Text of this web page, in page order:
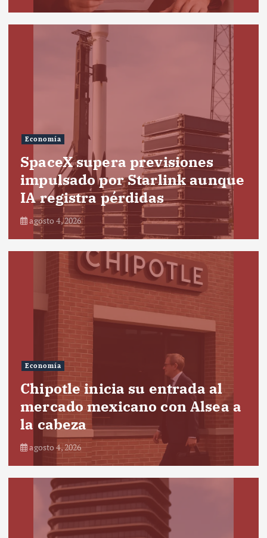
Economía
SpaceX supera previsiones
impulsado por Starlink aunque
IA registra pérdidas
agosto 4, 2026
Economía
Chipotle inicia su entrada al
mercado mexicano con Alsea a
la cabeza
agosto 4, 2026